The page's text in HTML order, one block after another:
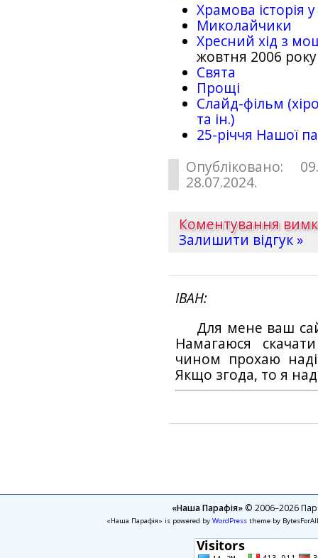
Храмова історія
Миколайчики
Хресний хід з
жовтня 2006 року
Свята
Прощі
Слайд-фільм
та ін.)
25-рiччя Нашої
Опубліковано:
28.07.2024.
Коментування
Залишити відгук »
ІВАН
Для мене ваш
Намагаюся
чином прохаю
Якщо згода, то я
«Наша Парафія»© 2006–2026
«Наша Парафія» is powered by WordPresstheme by